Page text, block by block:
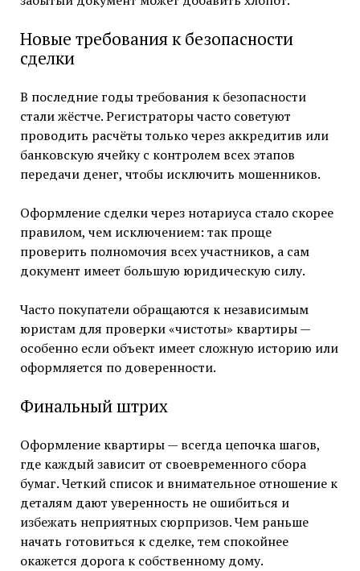
Новые требования к безопасности
сделки
В последние годы требования к безопасности
стали жёстче. Регистраторы часто советуют
проводить расчёты только через аккредитив или
банковскую ячейку с контролем всех этапов
передачи денег, чтобы исключить мошенников.
Оформление сделки через нотариуса стало скорее
правилом, чем исключением: так проще
проверить полномочия всех участников, а сам
документ имеет большую юридическую силу.
Часто покупатели обращаются к независимым
юристам для проверки «чистоты» квартиры —
особенно если объект имеет сложную историю или
оформляется по доверенности.
Финальный штрих
Оформление квартиры — всегда цепочка шагов,
где каждый зависит от своевременного сбора
бумаг. Четкий список и внимательное отношение к
деталям дают уверенность не ошибиться и
избежать неприятных сюрпризов. Чем раньше
начать готовиться к сделке, тем спокойнее
окажется дорога к собственному дому.